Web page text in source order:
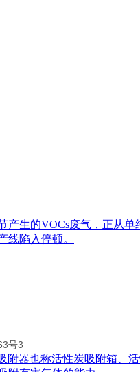
产生的VOCs废气，正从
线陷入停顿。
附器也称活性炭吸附箱、
号3